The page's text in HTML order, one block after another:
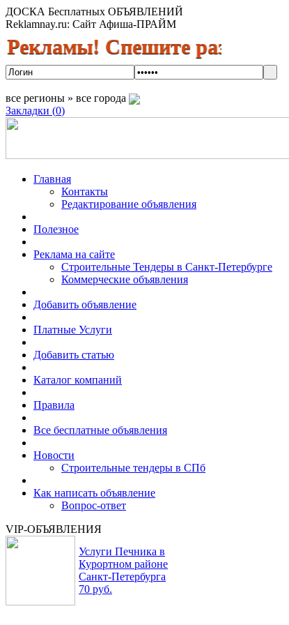
ДОСКА Бесплатных ОБЪЯВЛЕНИЙ
Reklamnay.ru: Сайт Афиша-ПРАЙМ
Спешите разместить
все регионы » все города
Закладки (0)
Главная
Контакты
Редактирование объявления
Полезное
Реклама на сайте
Строительные Тендеры в Санкт-Петербурге
Коммерческие объявления
Добавить объявление
Платные Услуги
Добавить статью
Каталог компаний
Правила
Все бесплатные объявления
Новости
Строительные тендеры в СПб
Как написать объявление
Вопрос-ответ
VIP-ОБЪЯВЛЕНИЯ
Услуги Печника в
Курортном районе
Санкт-Петербурга
70 руб.